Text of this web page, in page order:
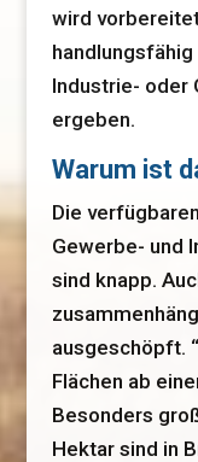
wird
Industrie- oder
ergeben.
Warum ist
Die
Gewerbe- und
sind knapp.
ausgeschöpft.
Flächen ab
Besonders
Hektar sind in